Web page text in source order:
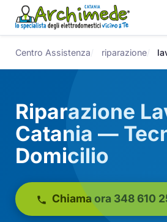
Centro Assistenza riparazione
Riparazione
Catania —
Domicilio
Chiama ora 348 610